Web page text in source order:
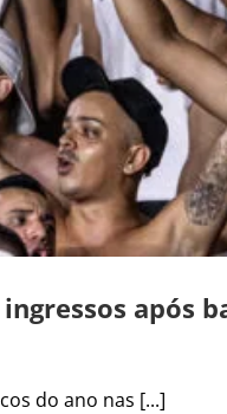
após
do ano nas [...]